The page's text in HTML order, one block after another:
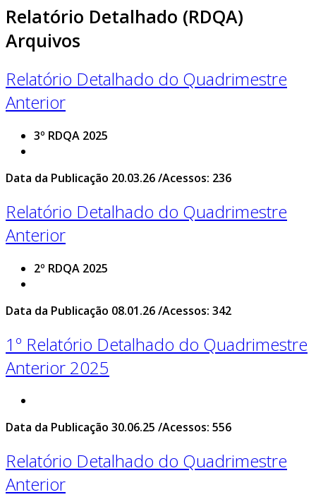
Relatório Detalhado (RDQA)
Arquivos
Relatório Detalhado do Quadrimestre
Anterior
3º RDQA 2025
Data da Publicação 20.03.26 /Acessos: 236
Relatório Detalhado do Quadrimestre
Anterior
2º RDQA 2025
Data da Publicação 08.01.26 /Acessos: 342
1º Relatório Detalhado do Quadrimestre
Anterior 2025
Data da Publicação 30.06.25 /Acessos: 556
Relatório Detalhado do Quadrimestre
Anterior